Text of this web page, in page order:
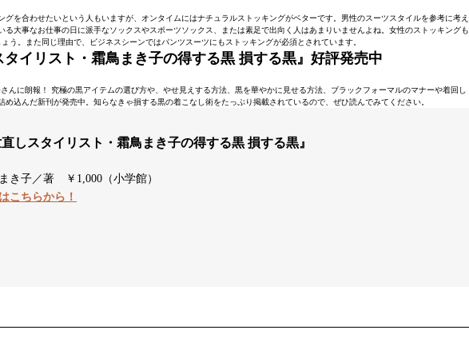
を合わせたいという人もいますが、オンタイムにはナチュラルストッキングがベターです。男性のスーツスタイルを参考に考え
る大事なお仕事の日に派手なソックスやスポーツソックス、または素足で出向く人はあまりいませんよね。女性のストッキングも
ょう。また同じ理由で、ビジネスシーンではパンツスーツにもストッキングが必須とされています。
タイリスト・霜鳥まき子の得する黒 損する黒』 好評発売中
んに朗報！ 究極の黒アイテムの選び方や、やせ見えする方法、黒を華やかに見せる方法、ブラックフォーマルのマナーや着回し
め込んだ新刊が発売中。知らなきゃ損する黒の着こなし術をたっぷり掲載されているので、ぜひ読んでみてください。
直しスタイリスト・霜鳥まき子の得する黒 損する黒』
き子／著 ￥1,000（小学館）
こちらから！